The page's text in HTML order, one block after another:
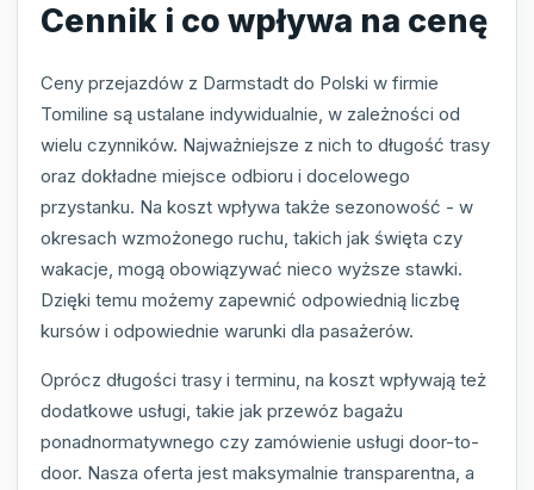
Cennik i co wpływa na cenę
Ceny przejazdów z Darmstadt do Polski w firmie
Tomiline są ustalane indywidualnie, w zależności od
wielu czynników. Najważniejsze z nich to długość trasy
oraz dokładne miejsce odbioru i docelowego
przystanku. Na koszt wpływa także sezonowość - w
okresach wzmożonego ruchu, takich jak święta czy
wakacje, mogą obowiązywać nieco wyższe stawki.
Dzięki temu możemy zapewnić odpowiednią liczbę
kursów i odpowiednie warunki dla pasażerów.
Oprócz długości trasy i terminu, na koszt wpływają też
dodatkowe usługi, takie jak przewóz bagażu
ponadnormatywnego czy zamówienie usługi door-to-
door. Nasza oferta jest maksymalnie transparentna, a